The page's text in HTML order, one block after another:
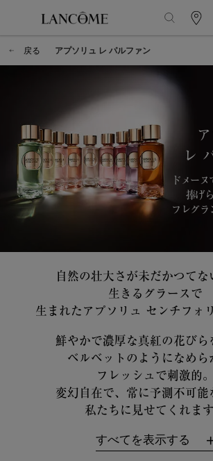
カ
ー
戻る
アプソリュ レ パルファン
レ
ドメー
捧げ
フレグラ
自然の壮大さが未だかつてな
生きるグラースで
生まれたアプソリュ センチフォ
鮮やかで濃厚な真紅の花びら
ベルベットのようになめら
フレッシュで刺激的。
変幻自在で、常に予測不可能
私たちに見せてくれます
すべてを表示する